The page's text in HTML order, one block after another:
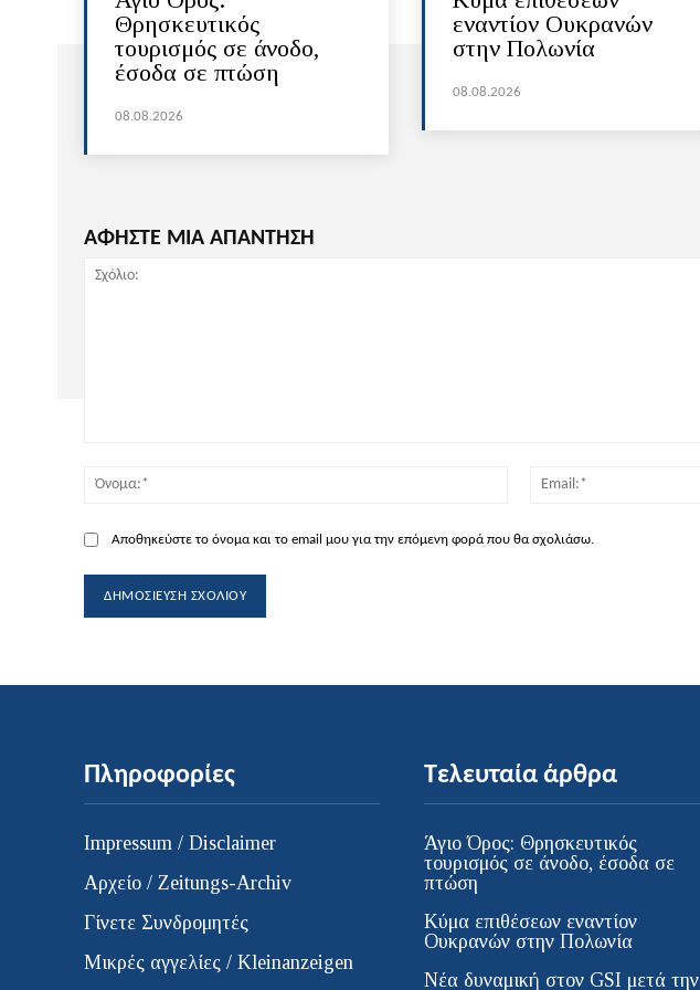
Θρησκευτικός
τουρισμός σε άνοδο,
έσοδα σε πτώση
08.08.2026
εναντίον Ουκρανών
στην Πολωνία
08.08.2026
ΑΦΗΣΤΕ ΜΙΑ ΑΠΑΝΤΗΣΗ
Όνομα:*
Αποθηκεύστε το όνομα και το email μου για την επόμενη φορά που θα σχολιάσω.
Πληροφορίες
Impressum / Disclaimer
Αρχείο / Zeitungs-Archiv
Γίνετε Συνδρομητές
Μικρές αγγελίες / Kleinanzeigen
Τελευταία άρθρα
Άγιο Όρος: Θρησκευτικός
τουρισμός σε άνοδο, έσοδα σε
πτώση
Κύμα επιθέσεων εναντίον
Ουκρανών στην Πολωνία
Νέα δυναμική στον GSI μετά την